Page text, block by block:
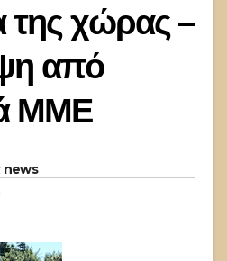
της χώρας –
από
ΜΜΕ
news